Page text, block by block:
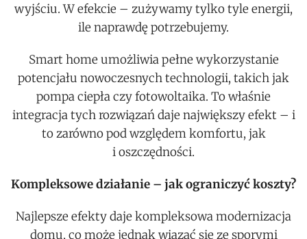
wyjściu. W efekcie – zużywamy tylko tyle energii,
ile naprawdę potrzebujemy.
Smart home umożliwia pełne wykorzystanie
potencjału nowoczesnych technologii, takich jak
pompa ciepła czy fotowoltaika. To właśnie
integracja tych rozwiązań daje największy efekt – i
to zarówno pod względem komfortu, jak
i oszczędności.
Kompleksowe działanie – jak ograniczyć koszty?
Najlepsze efekty daje kompleksowa modernizacja
domu, co może jednak wiązać się ze sporymi